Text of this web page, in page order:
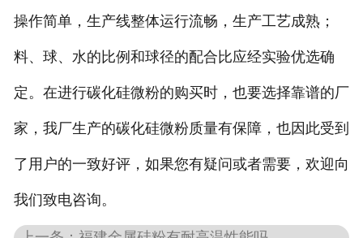
操作简单，生产线整体运行流畅，生产工艺成熟；
料、球、水的比例和球径的配合比应经实验优选确
定。在进行碳化硅微粉的购买时，也要选择靠谱的厂
家，我厂生产的碳化硅微粉质量有保障，也因此受到
了用户的一致好评，如果您有疑问或者需要，欢迎向
我们致电咨询。